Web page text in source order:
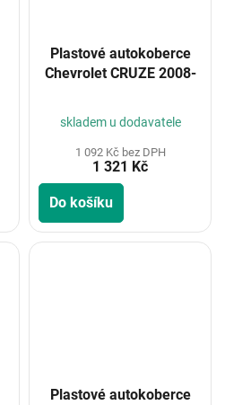
Plastové autokoberce
Chevrolet CRUZE 2008-
skladem u dodavatele
1 092 Kč bez DPH
1 321 Kč
Do košíku
Plastové autokoberce